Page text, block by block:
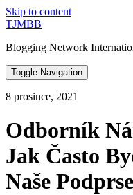
Skip to content
TJMBB
Blogging Network
Toggle Navigation
8 prosince, 2021
Odborník
Jak Často
Naše